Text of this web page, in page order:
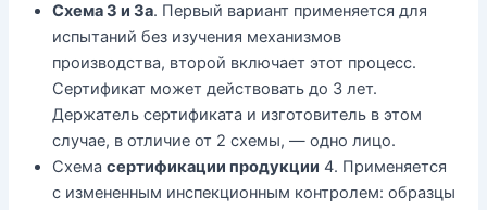
Схема 3 и 3а. Первый вариант применяется для
испытаний без изучения механизмов
производства, второй включает этот процесс.
Сертификат может действовать до 3 лет.
Держатель сертификата и изготовитель в этом
случае, в отличие от 2 схемы, — одно лицо.
Схема сертификации продукции 4. Применяется
с измененным инспекционным контролем: образцы